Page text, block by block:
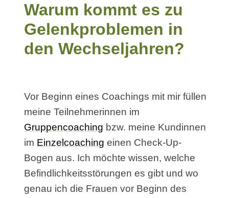
Warum kommt es zu
Gelenkproblemen in
den Wechseljahren?
Vor Beginn eines Coachings mit mir füllen
meine Teilnehmerinnen im
Gruppencoaching bzw. meine Kundinnen
im Einzelcoaching einen Check-Up-
Bogen aus. Ich möchte wissen, welche
Befindlichkeitsstörungen es gibt und wo
genau ich die Frauen vor Beginn des